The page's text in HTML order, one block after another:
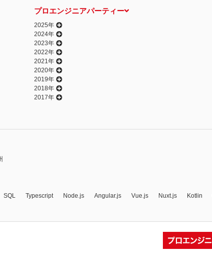
プロエンジニアパーティー
2025年
2024年
2023年
2022年
2021年
2020年
2019年
2018年
2017年
SQL Typescript Node.js Angular.js Vue.js Nuxt.js Kotlin